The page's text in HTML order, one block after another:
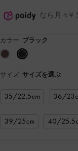
なら月々¥
カラー: ブラック
サイズ: サイズを選ぶ
35/22.5cm 36/
39/25cm 40/